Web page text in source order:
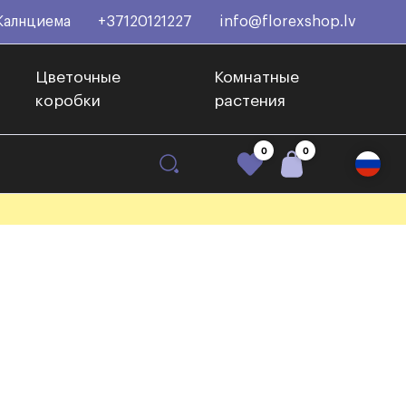
+37120121227 info@florexshop.lv
Цветочные
коробки
Комнатные
растения
0 0